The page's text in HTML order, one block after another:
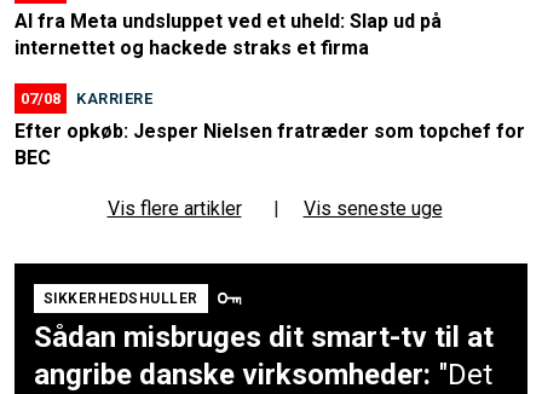
AI fra Meta undsluppet ved et uheld: Slap ud på
internettet og hackede straks et firma
07/08 KARRIERE
Efter opkøb: Jesper Nielsen fratræder som topchef for
BEC
Vis flere artikler | Vis seneste uge
SIKKERHEDSHULLER
Sådan misbruges dit smart-tv til at
angribe danske virksomheder: "Det